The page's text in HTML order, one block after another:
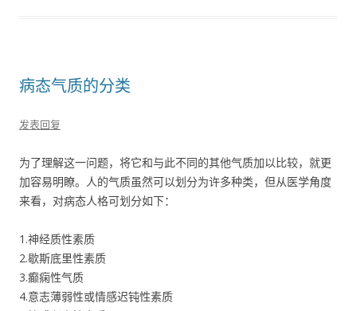
病态气质的分类
发表回复
为了理解这一问题，将它和与此不同的其他气质加以比较，就更
加容易明瞭。人的气质虽然可以划分为许多种类，但从医学角度
来看，对病态人格可划分如下：
1.神经质性素质
2.歇斯底里性素质
3.癫痫性气质
4.意志薄弱性或情感迟钝性素质